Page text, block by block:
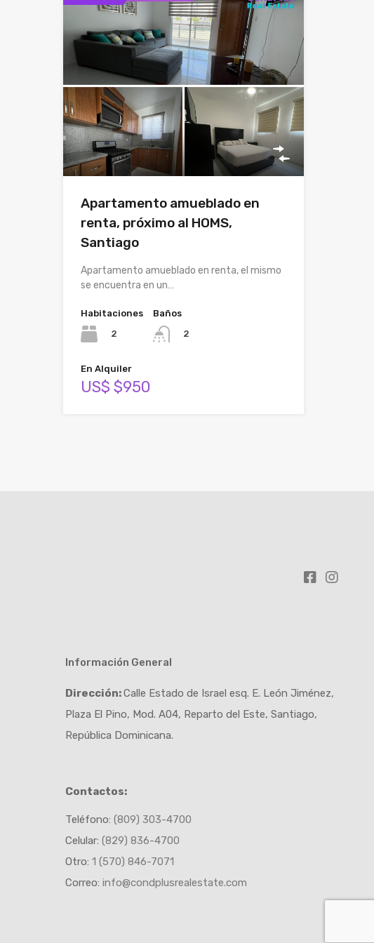
Apartamento amueblado en
renta, próximo al HOMS,
Santiago
Apartamento amueblado en renta, el mismo
se encuentra en un…
Habitaciones
2
Baños
2
En Alquiler
US$ $950
Información General
Dirección:Calle Estado de Israel esq. E. León Jiménez,
Plaza El Pino, Mod. A04, Reparto del Este, Santiago,
República Dominicana.
Contactos:
Teléfono:(809) 303-4700
Celular:(829) 836-4700
Otro:1 (570) 846-7071
Correo:info@condplusrealestate.com